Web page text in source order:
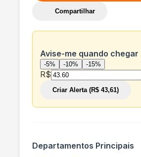
Compartilhar
Avise-me quando chegar
-5% -10% -15%
R$
Criar Alerta (R$ 43,61)
Departamentos Principais